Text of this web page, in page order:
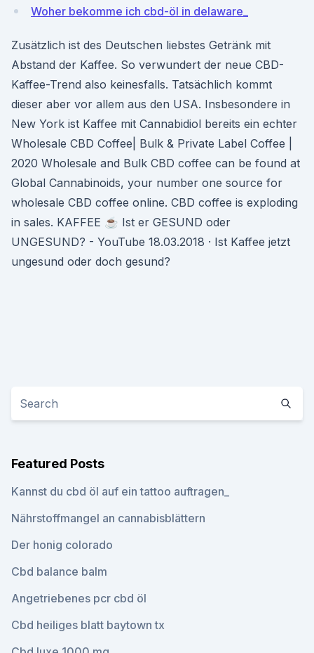
Woher bekomme ich cbd-öl in delaware_
Zusätzlich ist des Deutschen liebstes Getränk mit
Abstand der Kaffee. So verwundert der neue CBD-
Kaffee-Trend also keinesfalls. Tatsächlich kommt
dieser aber vor allem aus den USA. Insbesondere in
New York ist Kaffee mit Cannabidiol bereits ein echter
Wholesale CBD Coffee| Bulk & Private Label Coffee |
2020 Wholesale and Bulk CBD coffee can be found at
Global Cannabinoids, your number one source for
wholesale CBD coffee online. CBD coffee is exploding
in sales. KAFFEE ☕ Ist er GESUND oder
UNGESUND? - YouTube 18.03.2018 · Ist Kaffee jetzt
ungesund oder doch gesund?
Featured Posts
Kannst du cbd öl auf ein tattoo auftragen_
Nährstoffmangel an cannabisblättern
Der honig colorado
Cbd balance balm
Angetriebenes pcr cbd öl
Cbd heiliges blatt baytown tx